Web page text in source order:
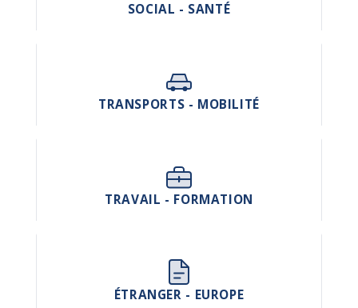
SOCIAL - SANTÉ
TRANSPORTS - MOBILITÉ
TRAVAIL - FORMATION
ÉTRANGER - EUROPE